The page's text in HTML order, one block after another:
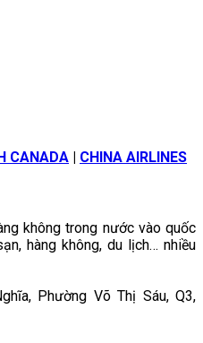
CANADA | CHINA AIRLINES
không trong nước vào quốc
hàng không, du lịch… nhiều
Phường Võ Thị Sáu, Q3,